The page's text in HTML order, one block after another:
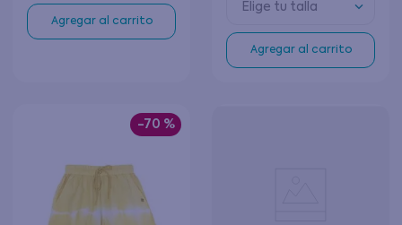
Agregar al carrito
Elige tu talla
Agregar al carrito
-70 %